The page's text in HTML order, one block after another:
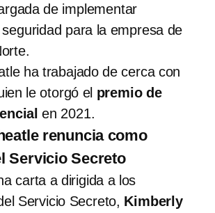
de implementar
para la empresa de
ha trabajado de cerca con
le otorgó el premio de
en 2021.
renuncia como
Servicio Secreto
carta a dirigida a los
Servicio Secreto, Kimberly